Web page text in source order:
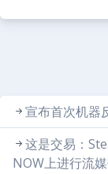
宣布首次机器
这是交易：
NOW上进行流